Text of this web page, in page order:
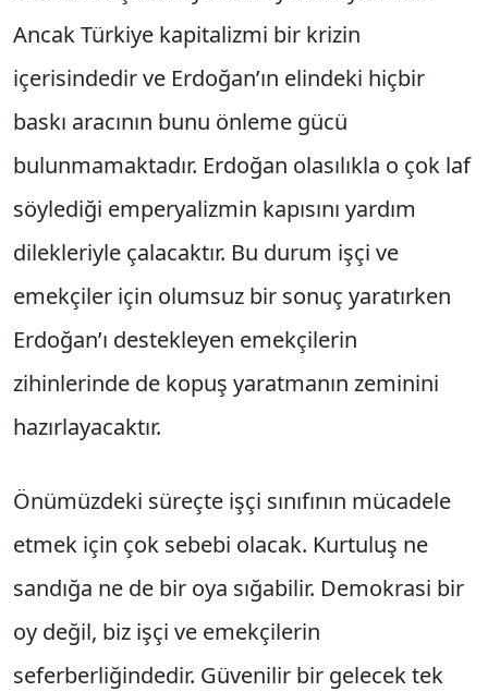
Ancak Türkiye kapitalizmi bir krizin
içerisindedir ve Erdoğan’ın elindeki hiçbir
baskı aracının bunu önleme gücü
bulunmamaktadır. Erdoğan olasılıkla o çok laf
söylediği emperyalizmin kapısını yardım
dilekleriyle çalacaktır. Bu durum işçi ve
emekçiler için olumsuz bir sonuç yaratırken
Erdoğan’ı destekleyen emekçilerin
zihinlerinde de kopuş yaratmanın zeminini
hazırlayacaktır.
Önümüzdeki süreçte işçi sınıfının mücadele
etmek için çok sebebi olacak. Kurtuluş ne
sandığa ne de bir oya sığabilir. Demokrasi bir
oy değil, biz işçi ve emekçilerin
seferberliğindedir. Güvenilir bir gelecek tek